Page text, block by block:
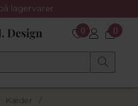
lagervarer
0 0
Kæder